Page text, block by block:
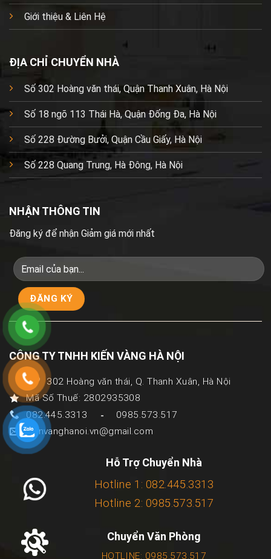
Giới thiệu & Liên Hệ
ĐỊA CHỈ CHUYỂN NHÀ
Số 302 Hoàng văn thái, Quận Thanh Xuân, Hà Nội
Số 18 ngõ 113 Thái Hà, Quận Đống Đa, Hà Nội
Số 228 Đường Bưởi, Quận Cầu Giấy, Hà Nội
Số 228 Quang Trung, Hà Đông, Hà Nội
NHẬN THÔNG TIN
Đăng ký để nhận Giảm giá mới nhất
CÔNG TY TNHH KIẾN VÀNG HÀ NỘI
302 Hoàng văn thái, Q. Thanh Xuân, Hà Nội
Mã Số Thuế: 2802935308
082.445.3313
-
0985.573.517
kienvanghanoi.vn@gmail.com
Hỗ Trợ Chuyển Nhà
Hotline 1: 082.445.3313
Hotline 2: 0985.573.517
Chuyển Văn Phòng
HOTLINE: 0985.573.517